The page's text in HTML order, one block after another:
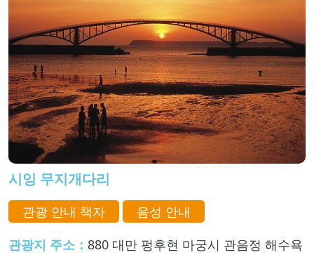
시잉 무지개다리
관광 안내 책자
음성 안내
관광지 주소： 880 대만 펑후현 마궁시 관음정 해수욕